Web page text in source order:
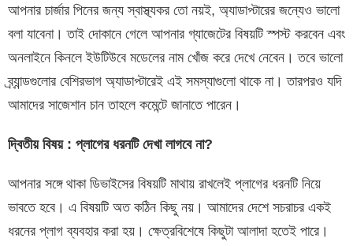
আপনার চার্জার পিনের জন্য স্বাস্থ্যকর তো নয়ই, অ্যাডাপ্টারের জন্যেও ভালো
বলা যাবেনা। তাই দোকানে গেলে আপনার গ্যাজেটের বিষয়টি স্পস্ট করবেন এবং
অনলাইনে কিনলে ইউটিউবে মডেলের নাম খোঁজ করে দেখে নেবেন। তবে ভালো
ব্র্যান্ডগুলোর বেশিরভাগ অ্যাডাপ্টারেই এই সমস্যাগুলো থাকে না। তারপরও যদি
আমাদের সাজেশান চান তাহলে কমেন্টে জানাতে পারেন।
দ্বিতীয় বিষয় : প্লাগের ধরনটি দেখা লাগবে না?
আপনার সঙ্গে থাকা ডিভাইসের বিষয়টি মাথায় রাখলেই প্লাগের ধরনটি নিয়ে
ভাবতে হবে। এ বিষয়টি অত কঠিন কিছু নয়। আমাদের দেশে সচরাচর একই
ধরনের প্লাগ ব্যবহার করা হয়। ক্ষেত্রবিশেষে কিছুটা আলাদা হতেই পারে।